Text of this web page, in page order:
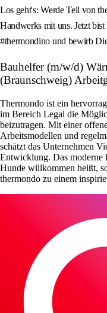
Los geht's: Werde Teil von
Handwerks mit uns. Jetzt
#thermondino und bewirb
Bauhelfer (m/w/d)
(Braunschweig)
Thermondo ist ein
im Bereich Legal die
beizutragen. Mit einer
Arbeitsmodellen und
schätzt das Unternehmen
Entwicklung. Das moderne
Hunde willkommen heißt,
thermondo zu einem